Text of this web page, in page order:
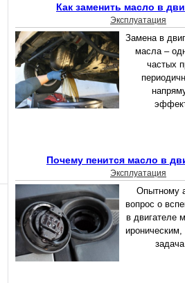
Как заменить масло в
Эксплуатация
Замена в
масла –
частых
Почему пенится масло в
Эксплуатация
Опытному
вопрос о
в двигателе
ироническим,